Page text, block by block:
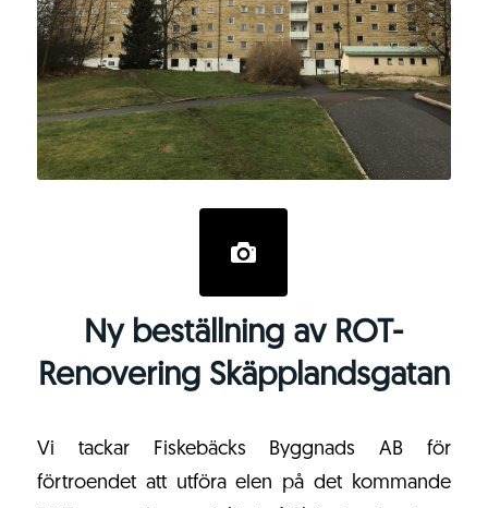
Ny beställning av ROT-
Renovering Skäpplandsgatan
Vi tackar Fiskebäcks Byggnads AB för
förtroendet att utföra elen på det kommande